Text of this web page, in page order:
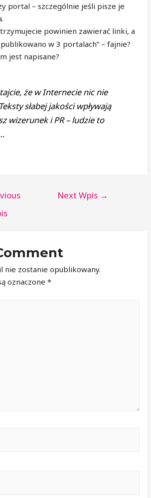
portal – szczególnie jeśli pisze je
powinien zawierać linki, a
w 3 portalach” – fajnie?
jest napisane?
że w Internecie nic nie
słabej jakości wpływają
wizerunek i PR – ludzie to
Next Wpis →
nie zostanie opublikowany.
oznaczone*